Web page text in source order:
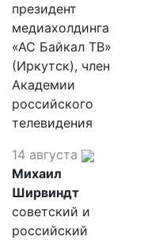
президент
медиахолдинга
«АС Байкал ТВ»
(Иркутск), член
Академии
российского
телевидения
14 августа
Михаил
Ширвиндт
советский и
российский